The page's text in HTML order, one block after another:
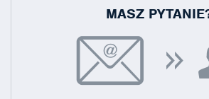
MASZ